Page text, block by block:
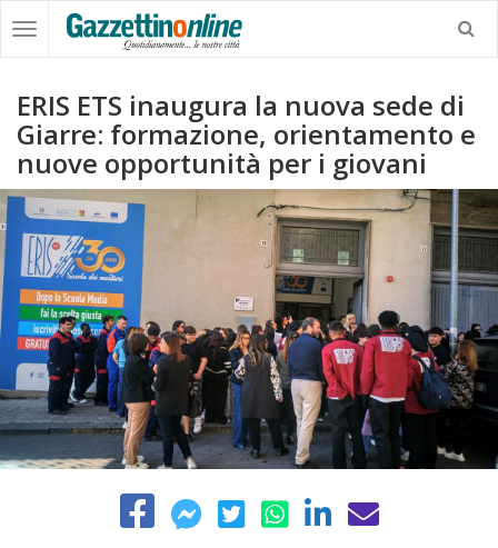
ERIS ETS inaugura la nuova sede di
Giarre: formazione, orientamento e
nuove opportunità per i giovani